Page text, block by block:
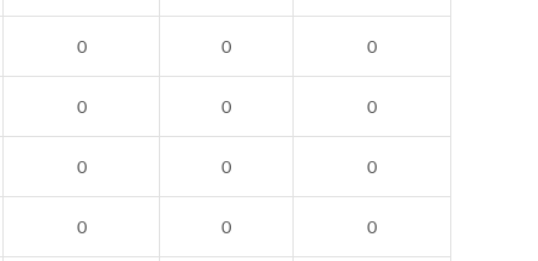
0 0 0
0 0 0
0 0 0
0 0 0